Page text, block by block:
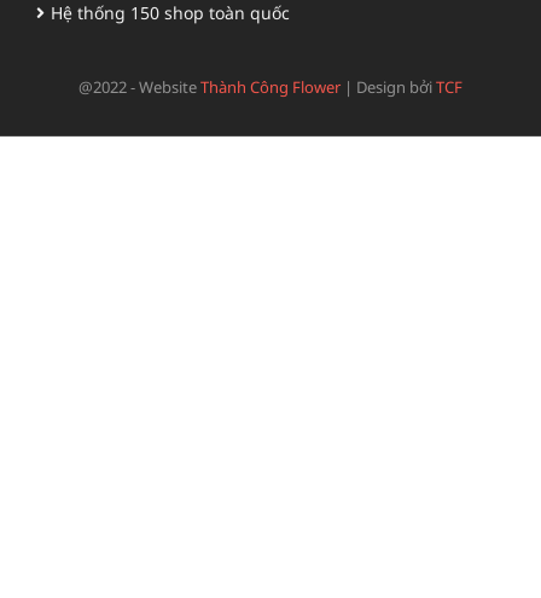
Hệ thống 150 shop toàn quốc
@2022 - WebsiteThành Công Flower | Design bởiTCF